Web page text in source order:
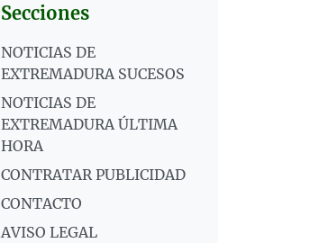
Secciones
NOTICIAS DE
EXTREMADURA SUCESOS
NOTICIAS DE
EXTREMADURA ÚLTIMA
HORA
CONTRATAR PUBLICIDAD
CONTACTO
AVISO LEGAL